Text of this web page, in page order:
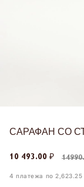
САРАФАН СО
10 493.00 ₽
4 платежа по 2,623.25